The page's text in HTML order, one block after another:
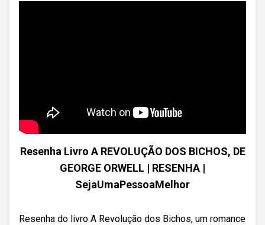
Resenha Livro A REVOLUÇÃO DOS BICHOS, DE
GEORGE ORWELL | RESENHA |
SejaUmaPessoaMelhor
Resenha do livro A Revolução dos Bichos, um romance